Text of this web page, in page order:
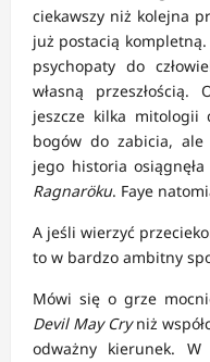
ciekawszy niż kolejna
już postacią
psychopaty do
własną
jeszcze kilka mitologii
bogów do zabicia,
jego historia
Ragnaröku. Faye
A jeśli wierzyć
to w bardzo ambitny
Mówi się o grze
Devil May Cryniż
odważny kierunek. W